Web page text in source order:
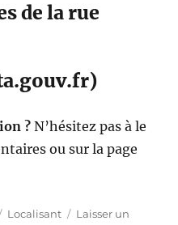
de la rue
?N’hésitez pas à le
ou sur la page
Étiquettes
Localisant
Laisser un